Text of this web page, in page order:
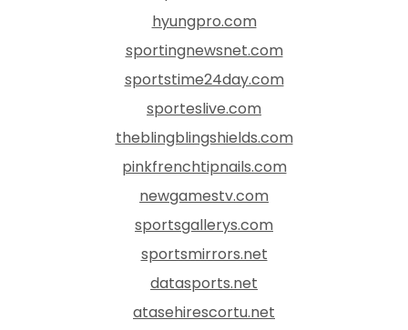
hyungpro.com
sportingnewsnet.com
sportstime24day.com
sporteslive.com
theblingblingshields.com
pinkfrenchtipnails.com
newgamestv.com
sportsgallerys.com
sportsmirrors.net
datasports.net
atasehirescortu.net